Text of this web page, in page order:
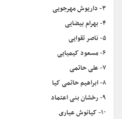
۳- داریوش مهرجویی
۴- بهرام بیضایی
۵- ناصر تقوایی
۶- مسعود کیمیایی
۷- علی حاتمی
۸- ابراهیم حاتمی کیا
۹- رخشان بنی اعتماد
۱۰- کیانوش عیاری